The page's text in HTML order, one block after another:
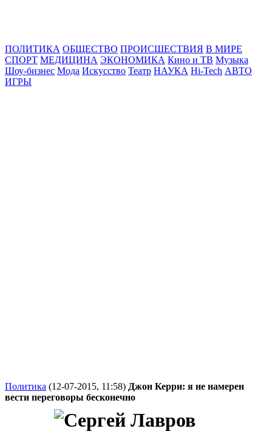
ПОЛИТИКА ОБЩЕСТВО ПРОИСШЕСТВИЯ В МИРЕ
СПОРТ МЕДИЦИНА ЭКОНОМИКА Кино и ТВ Музыка
Шоу-бизнес Мода Искусство Театр НАУКА Hi-Tech АВТО
ИГРЫ
Политика (12-07-2015, 11:58) Джон Керри: я не намерен
вести переговоры бесконечно